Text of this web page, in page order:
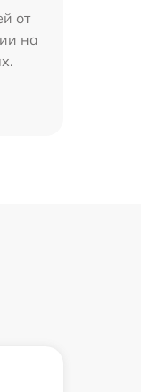
от
на